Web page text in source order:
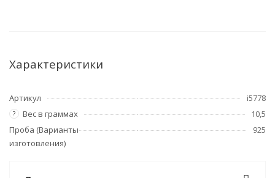
Характеристики
Артикул i5778
? Вес в граммах
10,5
Проба (Варианты
изготовления)
925